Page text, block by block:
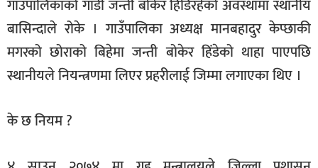
गाउँपालिकाको गाडी जन्ती बोकेर हिंडिरहेको अवस्थामा स्थानीय
बासिन्दाले रोके । गाउँपालिका अध्यक्ष मानबहादुर केप्छाकी
मगरको छोराको बिहेमा जन्ती बोकेर हिंडेको थाहा पाएपछि
स्थानीयले नियन्त्रणमा लिएर प्रहरीलाई जिम्मा लगाएका थिए ।
के छ नियम ?